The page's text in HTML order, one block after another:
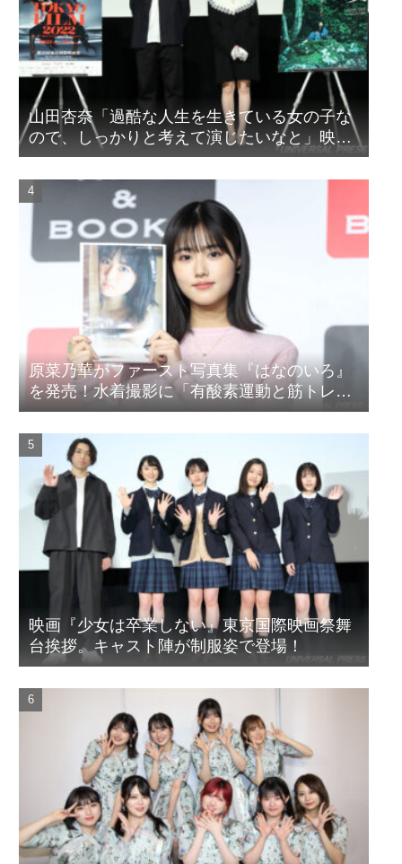
山田杏奈「過酷な人生を生きている女の子な
ので、しっかりと考えて演じたいなと」映画
『山女』東京国際映画祭Q&A
原菜乃華がファースト写真集『はなのいろ』
を発売！水着撮影に「有酸素運動と筋トレを
頑張りました」
映画『少女は卒業しない』東京国際映画祭舞
台挨拶。キャスト陣が制服姿で登場！